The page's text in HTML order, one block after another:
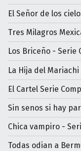
El Señor de los
Tres Milagros
Los Briceño - Serie
La Hija del
El Cartel Serie
Sin senos si hay
Chica vampiro -
Todas odian a